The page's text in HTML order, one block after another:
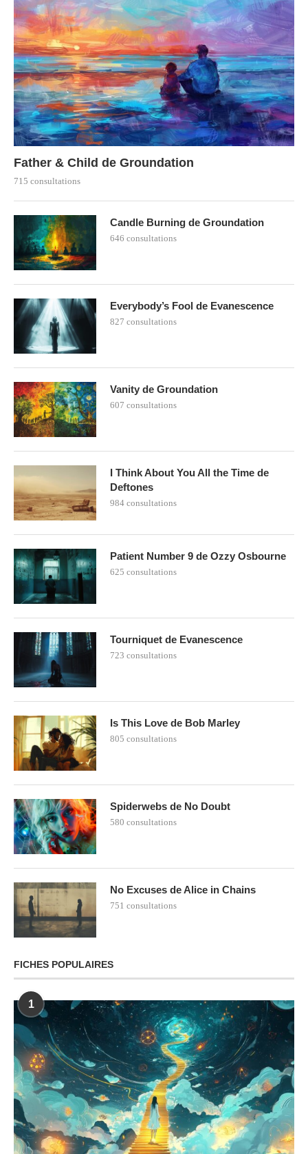
Father & Child de Groundation
715 consultations
Candle Burning de Groundation
646 consultations
Everybody’s Fool de Evanescence
827 consultations
Vanity de Groundation
607 consultations
I Think About You All the Time de
Deftones
984 consultations
Patient Number 9 de Ozzy Osbourne
625 consultations
Tourniquet de Evanescence
723 consultations
Is This Love de Bob Marley
805 consultations
Spiderwebs de No Doubt
580 consultations
No Excuses de Alice in Chains
751 consultations
FICHES POPULAIRES
1